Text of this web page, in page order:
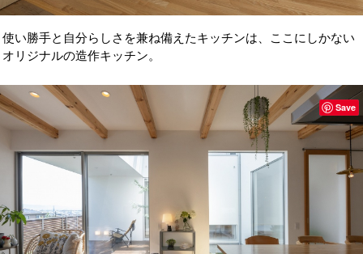
使い勝手と自分らしさを兼ね備えたキッチンは、ここにしかない
オリジナルの造作キッチン。
Save